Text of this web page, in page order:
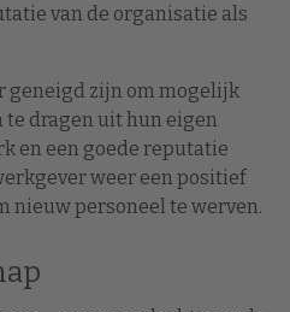
van de organisatie als
geneigd zijn om mogelijk
dragen uit hun eigen
en een goede reputatie
weer een positief
nieuw personeel te werven.